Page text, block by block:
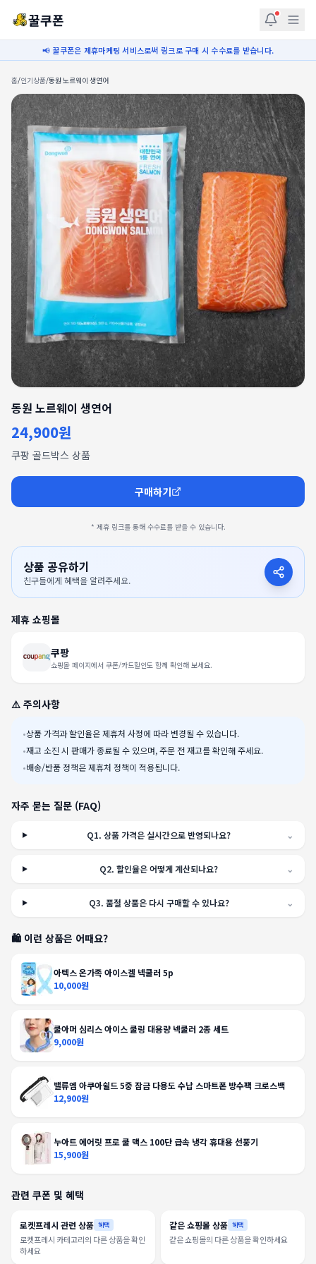
꿀쿠폰
📢 꿀쿠폰은 제휴마케팅 서비스로써 링크로 구매 시 수수료를 받습니다.
홈/인기상품/동원 노르웨이 생연어
동원 노르웨이 생연어
24,900원
쿠팡 골드박스 상품
구매하기
* 제휴 링크를 통해 수수료를 받을 수 있습니다.
상품 공유하기
친구들에게 혜택을 알려주세요.
제휴 쇼핑몰
쿠팡
쇼핑몰 페이지에서 쿠폰/카드할인도 함께 확인해 보세요.
⚠️ 주의사항
•상품 가격과 할인율은 제휴처 사정에 따라 변경될 수 있습니다.
•재고 소진 시 판매가 종료될 수 있으며, 주문 전 재고를 확인해 주세요.
•배송/반품 정책은 제휴처 정책이 적용됩니다.
자주 묻는 질문 (FAQ)
Q1.상품 가격은 실시간으로 반영되나요? ⌄
Q2.할인율은 어떻게 계산되나요? ⌄
Q3. 품절 상품은 다시 구매할 수 있나요? ⌄
🛍️ 이런 상품은 어때요?
아텍스 온가족 아이스겔 넥쿨러 5p
10,000원
쿨아머 심리스 아이스 쿨링 대용량 넥쿨러 2종 세트
9,000원
밸류엠 아쿠아쉴드 5중 잠금 다용도 수납 스마트폰 방수팩 크로스백
12,900원
누아트 에어릿 프로 쿨 맥스 100단 급속 냉각 휴대용 선풍기
15,900원
관련 쿠폰 및 혜택
로켓프레시 관련 상품 혜택
로켓프레시 카테고리의 다른 상품을 확인
하세요
같은 쇼핑몰 상품 혜택
같은 쇼핑몰의 다른 상품을 확인하세요